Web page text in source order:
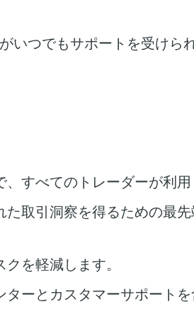
いつでもサポートを受けら
すべてのトレーダーが利用
た取引洞察を得るための最
を軽減します。
ーとカスタマーサポートを